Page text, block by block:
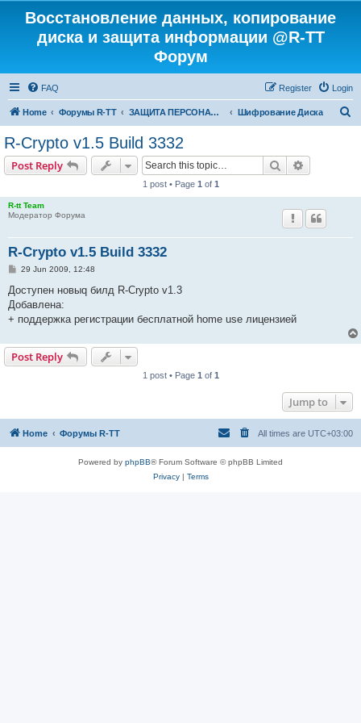
Восстановление данных, копирование
диска и защита информации @R-TT
Форум
FAQ Login
Register
Home Форумы R-TT ЗАЩИТА ПЕРСОНАЛЬНЫХ ДАННЫХ И БЕЗОПАСНОСТЬ Шифрование Диска
R-Crypto v1.5 Build 3332
Post Reply Search
1 post • Page 1 of 1
R-tt Team
Модератор Форума
R-Crypto v1.5 Build 3332
P
s
29 Jun 2009, 12:48
Доступен новыq билд R-Crypto v1.3
Добавлена:
+ поддержка регистрации бесплатной home use лицензией
Post Reply
1 post • Page 1 of 1
Jump to
Home Форумы R-TT All times are UTC+03:00
Powered by phpBB® Forum Software © phpBB Limited
Privacy| Terms